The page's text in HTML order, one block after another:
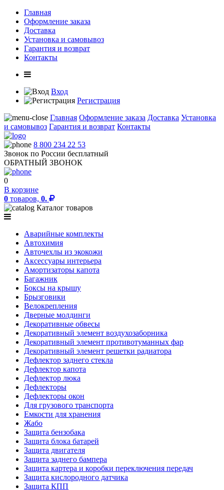
Главная
Оформление заказа
Доставка
Установка и самовывоз
Гарантия и возврат
Контакты
Вход
Регистрация
Главная Оформление заказа Доставка Установка
и самовывоз Гарантия и возврат Контакты
8 800 234 22 53
Звонок по России бесплатный
ОБРАТНЫЙ ЗВОНОК
0
В корзине
0 товаров, 0.
Каталог товаров
Аварийные комплекты
Автохимия
Авточехлы из экокожи
Аксессуары интерьера
Амортизаторы капота
Багажник
Боксы на крышу
Брызговики
Велокрепления
Дверные молдинги
Декоративные обвесы
Декоративный элемент воздухозаборника
Декоративный элемент противотуманных фар
Декоративный элемент решетки радиатора
Дефлектор заднего стекла
Дефлектор капота
Дефлектор люка
Дефлекторы
Дефлекторы окон
Для грузового транспорта
Емкости для хранения
Жабо
Защита бензобака
Защита блока батарей
Защита двигателя
Защита заднего бампера
Защита картера и коробки переключения передач
Защита кислородного датчика
Защита КПП